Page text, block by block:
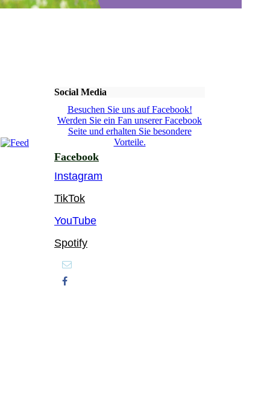
Social Media
Besuchen Sie uns auf Facebook!
Werden Sie ein Fan unserer Facebook
Seite und erhalten Sie besondere
Vorteile.
Facebook
Instagram
TikTok
YouTube
Spotify